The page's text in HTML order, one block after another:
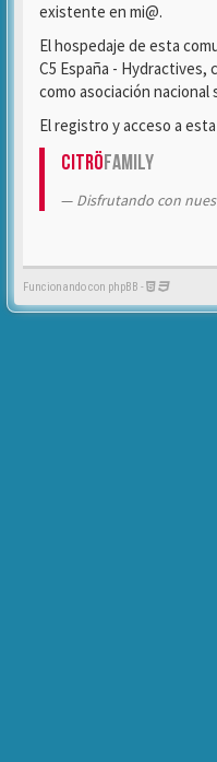
existente en mi@.
El hospedaje de esta
C5 España -
como asociación nacional
El registro y acceso a
CitröFamily
Disfrutando con
Funcionando con phpBB -